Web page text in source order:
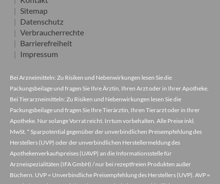
Sitemap
Datenschutz
Verbraucherrechte
Barrierefreiheit
Impressum
Bei Arzneimitteln: Zu Risiken und Nebenwirkungen lesen Sie die
Packungsbeilage und fragen Sie Ihre Ärztin, Ihren Arzt oder in Ihrer Apotheke.
Bei Tierarzneimitteln: Zu Risiken und Nebenwirkungen lesen Sie die
Packungsbeilage und fragen Sie Ihre Tierärztin, Ihren Tierarzt oder in Ihrer
Apotheke. Nur solange Vorrat reicht. Irrtum vorbehalten. Alle Preise inkl.
MwSt. * Sparpotential gegenüber der unverbindlichen Preisempfehlung des
Herstellers (UVP) oder der unverbindlichen Herstellermeldung des
Apothekenverkaufspreises (UAVP) an die Informationsstelle für
Arzneispezialitäten (IFA GmbH) / nur bei rezeptfreien Produkten außer
Büchern. UVP = Unverbindliche Preisempfehlung des Herstellers (UVP). AVP =